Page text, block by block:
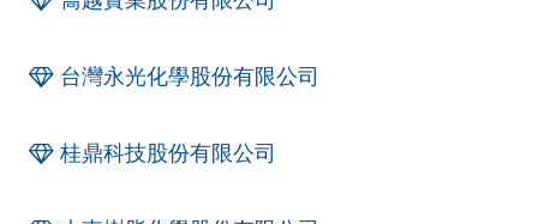
台灣永光化學股份有限公司
桂鼎科技股份有限公司